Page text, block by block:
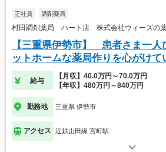
正社員 調剤薬局
村田調剤薬局 ハート店 株式会社ウィーズの薬
【三重県伊勢市】 患者さま一人
ットホームな薬局作りを心がけて
給与
【月収】40.0万円～70.0万円
【年収】480万円～840万円
勤務地 三重県 伊勢市
アクセス 近鉄山田線 宮町駅